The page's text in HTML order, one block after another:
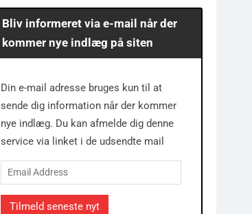
Bliv informeret via e-mail når der
kommer nye indlæg på siten
Din e-mail adresse bruges kun til at
sende dig information når der kommer
nye indlæg. Du kan afmelde dig denne
service via linket i de udsendte mail
Email
Address
Tilmeld seneste nyt